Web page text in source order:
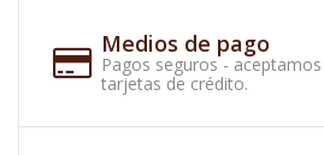
Medios de pago
Pagos seguros -
tarjetas de crédito.